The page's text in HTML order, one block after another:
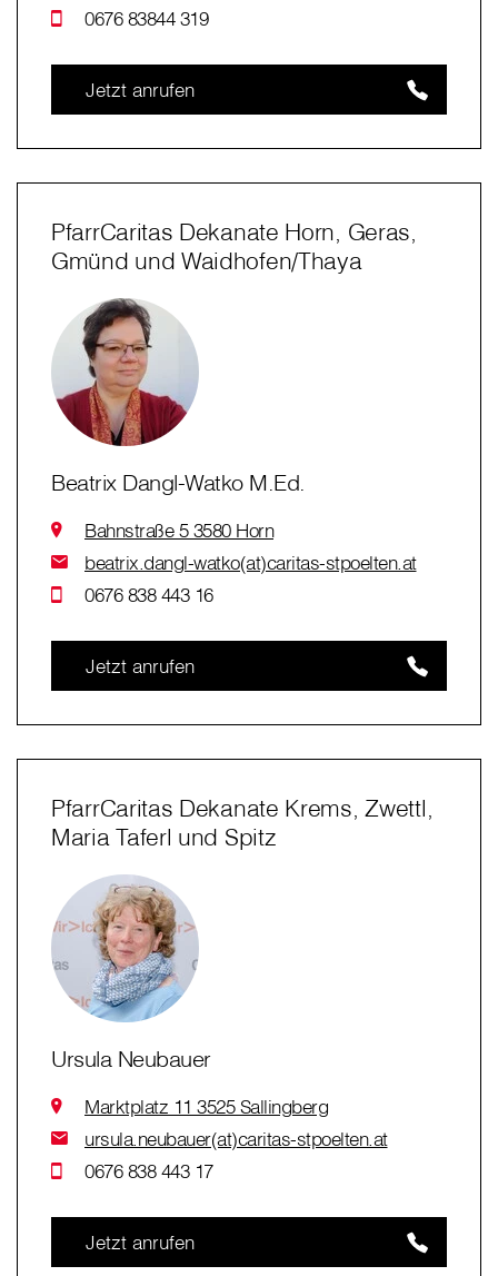
0676 83844 319
Jetzt anrufen
PfarrCaritas Dekanate Horn, Geras,
Gmünd und Waidhofen/Thaya
Beatrix Dangl-Watko M.Ed.
Bahnstraße 5 3580 Horn
beatrix.dangl-watko(at)caritas-stpoelten.at
0676 838 443 16
Jetzt anrufen
PfarrCaritas Dekanate Krems, Zwettl,
Maria Taferl und Spitz
Ursula Neubauer
Marktplatz 11 3525 Sallingberg
ursula.neubauer(at)caritas-stpoelten.at
0676 838 443 17
Jetzt anrufen